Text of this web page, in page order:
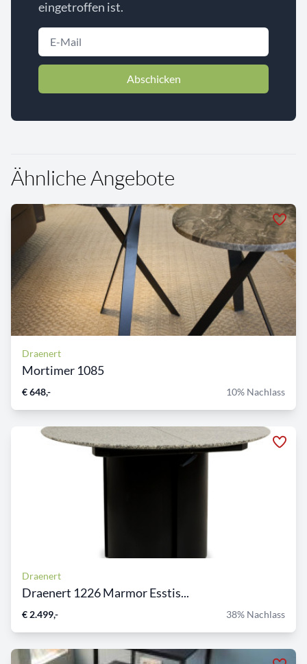
eingetroffen ist.
Abschicken
Ähnliche Angebote
Draenert
Mortimer 1085
€ 648,- 10% Nachlass
Draenert
Draenert 1226 Marmor Esstis...
€ 2.499,- 38% Nachlass